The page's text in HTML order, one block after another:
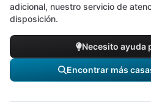
adicional, nuestro servicio de
disposición.
Necesito ayuda
Encontrar más